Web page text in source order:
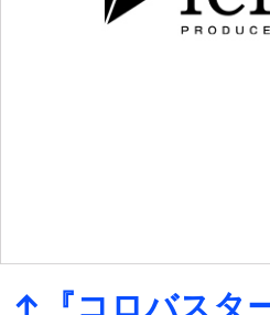
↑『コロバスタ